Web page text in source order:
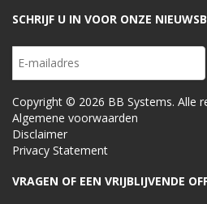
SCHRIJF U IN VOOR ONZE
Copyright © 2026 BB Systems. Alle
Algemene voorwaarden
Disclaimer
Privacy Statement
VRAGEN OF EEN VRIJBLIJVENDE